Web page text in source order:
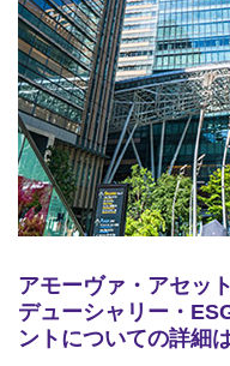
アモーヴァ・アセッ
デューシャリー・
ントについての詳細